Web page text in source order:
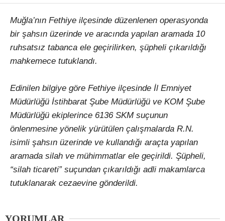
Muğla’nın Fethiye ilçesinde düzenlenen operasyonda
bir şahsın üzerinde ve aracında yapılan aramada 10
ruhsatsız tabanca ele geçirilirken, şüpheli çıkarıldığı
mahkemece tutuklandı.
Edinilen bilgiye göre Fethiye ilçesinde İl Emniyet
Müdürlüğü İstihbarat Şube Müdürlüğü ve KOM Şube
Müdürlüğü ekiplerince 6136 SKM suçunun
önlenmesine yönelik yürütülen çalışmalarda R.N.
isimli şahsın üzerinde ve kullandığı araçta yapılan
aramada silah ve mühimmatlar ele geçirildi. Şüpheli,
“silah ticareti” suçundan çıkarıldığı adli makamlarca
tutuklanarak cezaevine gönderildi.
YORUMLAR